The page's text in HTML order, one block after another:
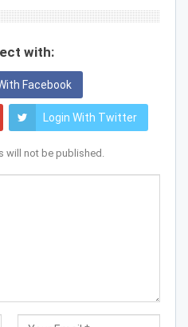
with:
Facebook
Login With Twitter
will not be published.